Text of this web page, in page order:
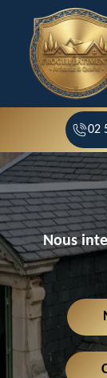
02
Nous